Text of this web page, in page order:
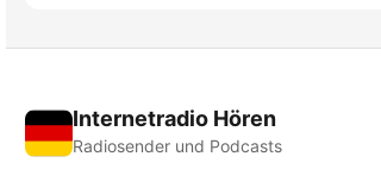
Internetradio Hören
Radiosender und Podcasts